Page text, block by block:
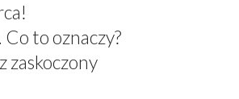
to oznaczy?
zaskoczony